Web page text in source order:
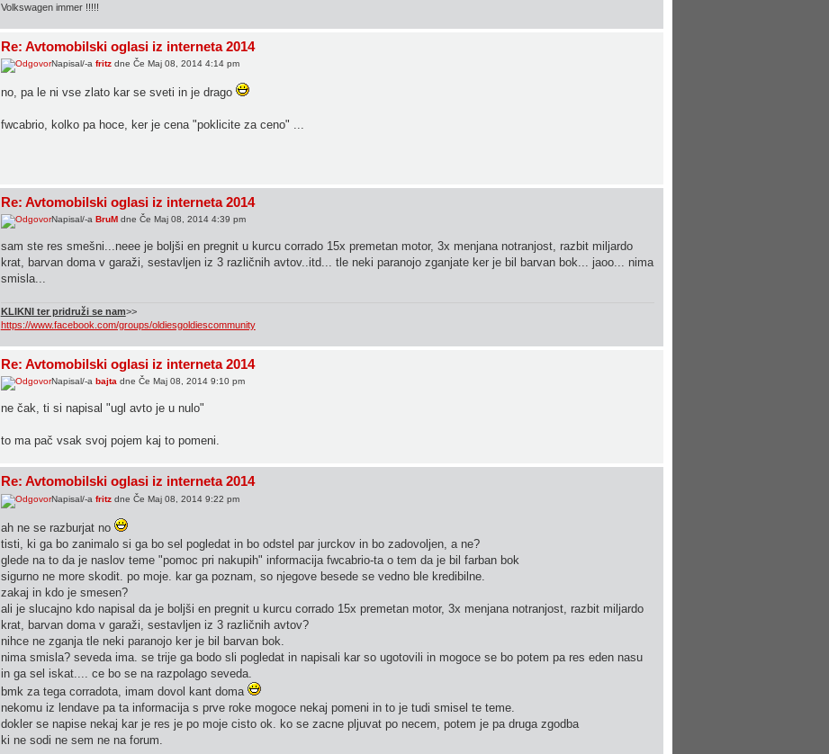
Volkswagen immer !!!!!
Re: Avtomobilski oglasi iz interneta 2014
Napisal/-a fritzdne Če Maj 08, 2014 4:14 pm
no, pa le ni vse zlato kar se sveti in je drago
fwcabrio, kolko pa hoce, ker je cena "poklicite za ceno" ...
Re: Avtomobilski oglasi iz interneta 2014
Napisal/-a BruMdne Če Maj 08, 2014 4:39 pm
sam ste res smešni...neee je boljši en pregnit u kurcu corrado 15x premetan motor, 3x menjana notranjost, razbit miljardo
krat, barvan doma v garaži, sestavljen iz 3 različnih avtov..itd... tle neki paranojo zganjate ker je bil barvan bok... jaoo... nima
smisla...
KLIKNI ter pridruži se nam>>
https://www.facebook.com/groups/oldiesgoldiescommunity
Re: Avtomobilski oglasi iz interneta 2014
Napisal/-a bajtadne Če Maj 08, 2014 9:10 pm
ne čak, ti si napisal "ugl avto je u nulo"
to ma pač vsak svoj pojem kaj to pomeni.
Re: Avtomobilski oglasi iz interneta 2014
Napisal/-a fritzdne Če Maj 08, 2014 9:22 pm
ah ne se razburjat no
tisti, ki ga bo zanimalo si ga bo sel pogledat in bo odstel par jurckov in bo zadovoljen, a ne?
glede na to da je naslov teme "pomoc pri nakupih" informacija fwcabrio-ta o tem da je bil farban bok
sigurno ne more skodit. po moje. kar ga poznam, so njegove besede se vedno ble kredibilne.
zakaj in kdo je smesen?
ali je slucajno kdo napisal da je boljši en pregnit u kurcu corrado 15x premetan motor, 3x menjana notranjost, razbit miljardo
krat, barvan doma v garaži, sestavljen iz 3 različnih avtov?
nihce ne zganja tle neki paranojo ker je bil barvan bok.
nima smisla? seveda ima. se trije ga bodo sli pogledat in napisali kar so ugotovili in mogoce se bo potem pa res eden nasu
in ga sel iskat.... ce bo se na razpolago seveda.
bmk za tega corradota, imam dovol kant doma
nekomu iz lendave pa ta informacija s prve roke mogoce nekaj pomeni in to je tudi smisel te teme.
dokler se napise nekaj kar je res je po moje cisto ok. ko se zacne pljuvat po necem, potem je pa druga zgodba
ki ne sodi ne sem ne na forum.